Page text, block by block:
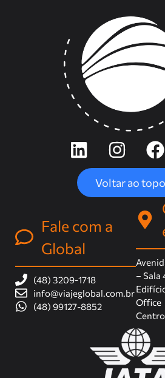
Voltar ao topo
Fale com a
Global
(48) 3209-1718
info@viajeglobal.com.br
(48) 99127-8852
– Sala
Office